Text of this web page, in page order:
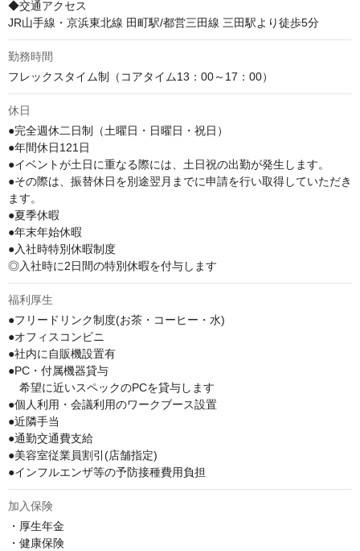
◆交通アクセス
JR山手線・京浜東北線 田町駅/都営三田線 三田駅より徒歩5分
勤務時間
フレックスタイム制（コアタイム13：00～17：00）
休日
●完全週休二日制（土曜日・日曜日・祝日）
●年間休日121日
●イベントが土日に重なる際には、土日祝の出勤が発生します。
●その際は、振替休日を別途翌月までに申請を行い取得していただき
ます。
●夏季休暇
●年末年始休暇
●入社時特別休暇制度
◎入社時に2日間の特別休暇を付与します
福利厚生
●フリードリンク制度(お茶・コーヒー・水)
●オフィスコンビニ
●社内に自販機設置有
●PC・付属機器貸与
希望に近いスペックのPCを貸与します
●個人利用・会議利用のワークブース設置
●近隣手当
●通勤交通費支給
●美容室従業員割引(店舗指定)
●インフルエンザ等の予防接種費用負担
加入保険
・厚生年金
・健康保険